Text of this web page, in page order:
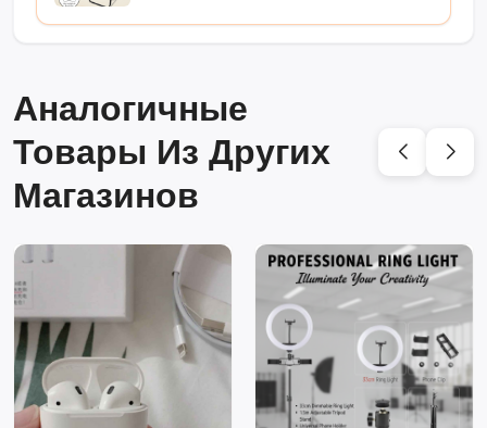
Аналогичные
Товары Из Других
Магазинов